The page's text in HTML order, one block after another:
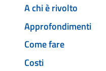
A chi è rivolto
Approfondimenti
Come fare
Costi